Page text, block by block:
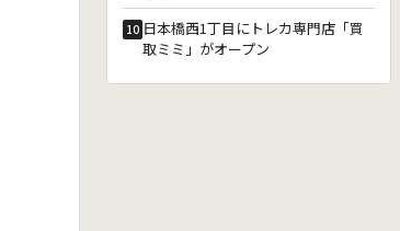
10 日本橋西1丁目にトレカ専門店「買
取ミミ」がオープン